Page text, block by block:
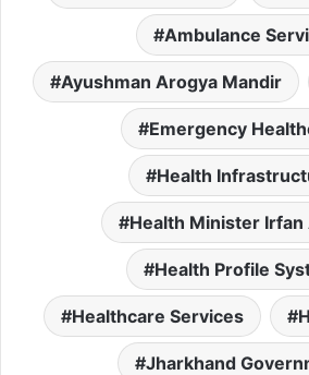
Ambulance
Ayushman Arogya Mandir
Emergency
Health
Health Minister Irfan
Health Profile
Healthcare Services
Jharkhand